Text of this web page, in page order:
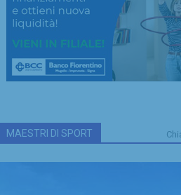
MAESTRI DI SPORT